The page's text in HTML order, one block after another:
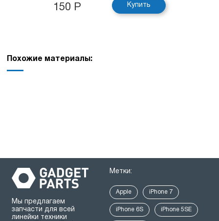
150 Р Купить
Похожие материалы:
Мы предлагаем
запчасти для всей
линейки техники
Метки:
Apple iPhone 7
iPhone 6S iPhone 5SE